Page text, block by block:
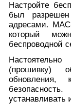
Настройте
был
адресами.
который
беспроводной
(прошивку)
обновления,
устанавливать